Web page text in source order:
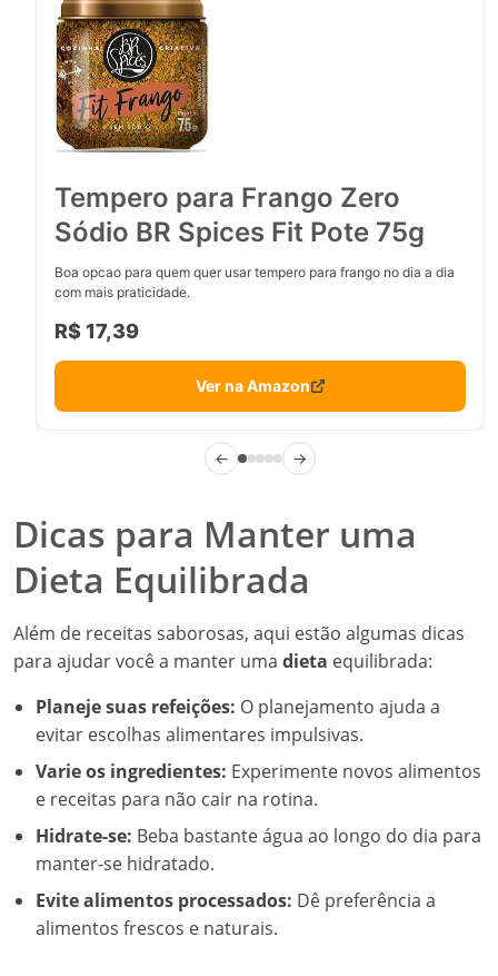
Tempero para Frango Zero
Sódio BR Spices Fit Pote 75g
Boa opcao para quem quer usar tempero para frango no dia a dia
com mais praticidade.
R$ 17,39
Ver na Amazon
← →
Dicas para Manter uma
Dieta Equilibrada
Além de receitas saborosas, aqui estão algumas dicas
para ajudar você a manter uma dieta equilibrada:
Planeje suas refeições: O planejamento ajuda a
evitar escolhas alimentares impulsivas.
Varie os ingredientes: Experimente novos alimentos
e receitas para não cair na rotina.
Hidrate-se: Beba bastante água ao longo do dia para
manter-se hidratado.
Evite alimentos processados: Dê preferência a
alimentos frescos e naturais.